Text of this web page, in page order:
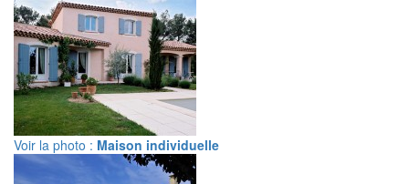
Voir la photo : Maison individuelle